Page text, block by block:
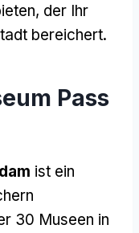
der Ihr
bereichert.
Pass
ist ein
30 Museen in